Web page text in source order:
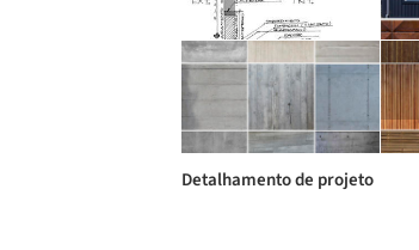
Detalhamento de projeto